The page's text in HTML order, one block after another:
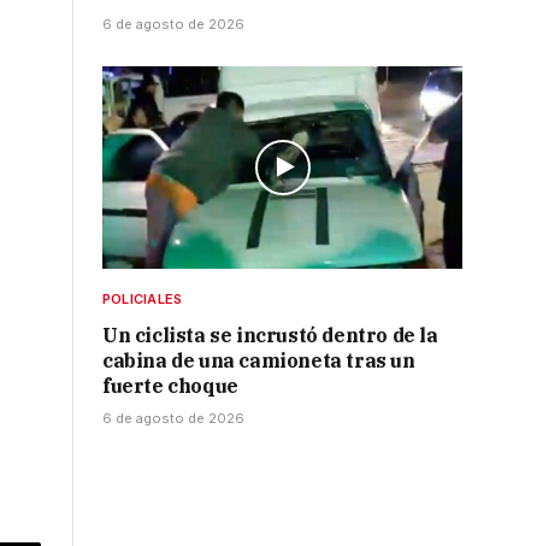
6 de agosto de 2026
POLICIALES
Un ciclista se incrustó dentro de la
cabina de una camioneta tras un
fuerte choque
6 de agosto de 2026